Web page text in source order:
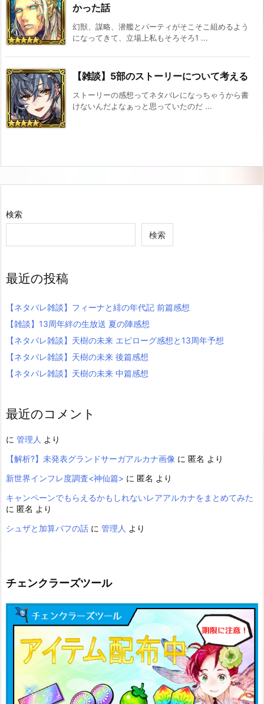
かった話
幻獣、謀略、潜艦とパーティがそこそこ組めるよう
になってきて、立場上私もそろそろ1 ...
【雑談】5部のストーリーについて考える
ストーリーの感想ってネタバレになっちゃうから書
けないんだよなぁっと思っていたのだ ...
検索
検索
最近の投稿
【ネタバレ雑談】フィーナと緋の年代記 前篇感想
【雑談】13周年絆の生放送 夏の陣感想
【ネタバレ雑談】天樹の未来 エピローグ感想と13周年予想
【ネタバレ雑談】天樹の未来 後篇感想
【ネタバレ雑談】天樹の未来 中篇感想
最近のコメント
に 管理人 より
【解析?】未発表グランドサーガアルカナ画像 に 匿名 より
新世界インフレ度調査<神仙篇> に 匿名 より
キャンペーンでもらえるかもしれないレアアルカナをまとめてみた
に 匿名 より
シュザと加算バフの話 に 管理人 より
チェンクラーズツール